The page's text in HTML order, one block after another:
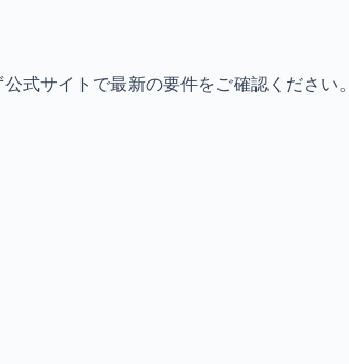
式サイトで最新の要件をご確認ください。